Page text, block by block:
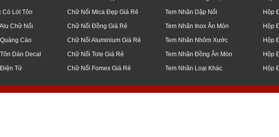
Có Lót Tôn
Chữ Nổi
Cáo
Dán Decal
Tử
Chữ Nổi Mica Đẹp Giá Rẻ
Chữ Nổi Đồng Giá Rẻ
Chữ Nổi Aluminium Giá Rẻ
Chữ Nổi Tole Giá Rẻ
Chữ Nổi Fomex Giá Rẻ
Tem Nhãn Dập Nổi
Tem Nhãn Inox Ăn Mòn
Tem Nhãn Nhôm Xước
Tem Nhãn Đồng Ăn Mòn
Tem Nhãn Loại Khác
Hộp
Hộp
Hộp
Hộp
Hộp
bình thạnh, thủ đức, q7, bình chánh, củ chi, q12, đà nẵng, bạc liêu, tiền giang, mỹ tho, vĩnh
ốp, bảng, biển, hiệu, led, điện tử, ma trận, giá, rẻ, gia công, inox, chữ nổi, đẹp, hình